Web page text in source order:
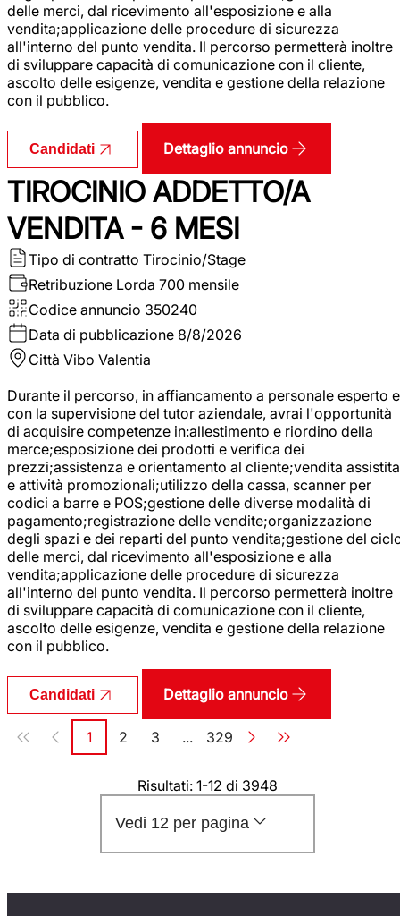
delle merci, dal ricevimento all'esposizione e alla
vendita;applicazione delle procedure di sicurezza
all'interno del punto vendita. Il percorso permetterà inoltre
di sviluppare capacità di comunicazione con il cliente,
ascolto delle esigenze, vendita e gestione della relazione
con il pubblico.
Candidati Dettaglio annuncio
TIROCINIO ADDETTO/A
VENDITA - 6 MESI
Tipo di contratto Tirocinio/Stage
Retribuzione Lorda 700 mensile
Codice annuncio 350240
Data di pubblicazione 8/8/2026
Città Vibo Valentia
Durante il percorso, in affiancamento a personale esperto e
con la supervisione del tutor aziendale, avrai l'opportunità
di acquisire competenze in:allestimento e riordino della
merce;esposizione dei prodotti e verifica dei
prezzi;assistenza e orientamento al cliente;vendita assistita
e attività promozionali;utilizzo della cassa, scanner per
codici a barre e POS;gestione delle diverse modalità di
pagamento;registrazione delle vendite;organizzazione
degli spazi e dei reparti del punto vendita;gestione del
delle merci, dal ricevimento all'esposizione e alla
vendita;applicazione delle procedure di sicurezza
all'interno del punto vendita. Il percorso permetterà inoltre
di sviluppare capacità di comunicazione con il cliente,
ascolto delle esigenze, vendita e gestione della relazione
con il pubblico.
Candidati Dettaglio annuncio
Paginazione
Pagina
1 Pagina
2 Pagina
3 ... Pagina
329
Risultati: 1-12 di 3948
Vedi 12 per pagina